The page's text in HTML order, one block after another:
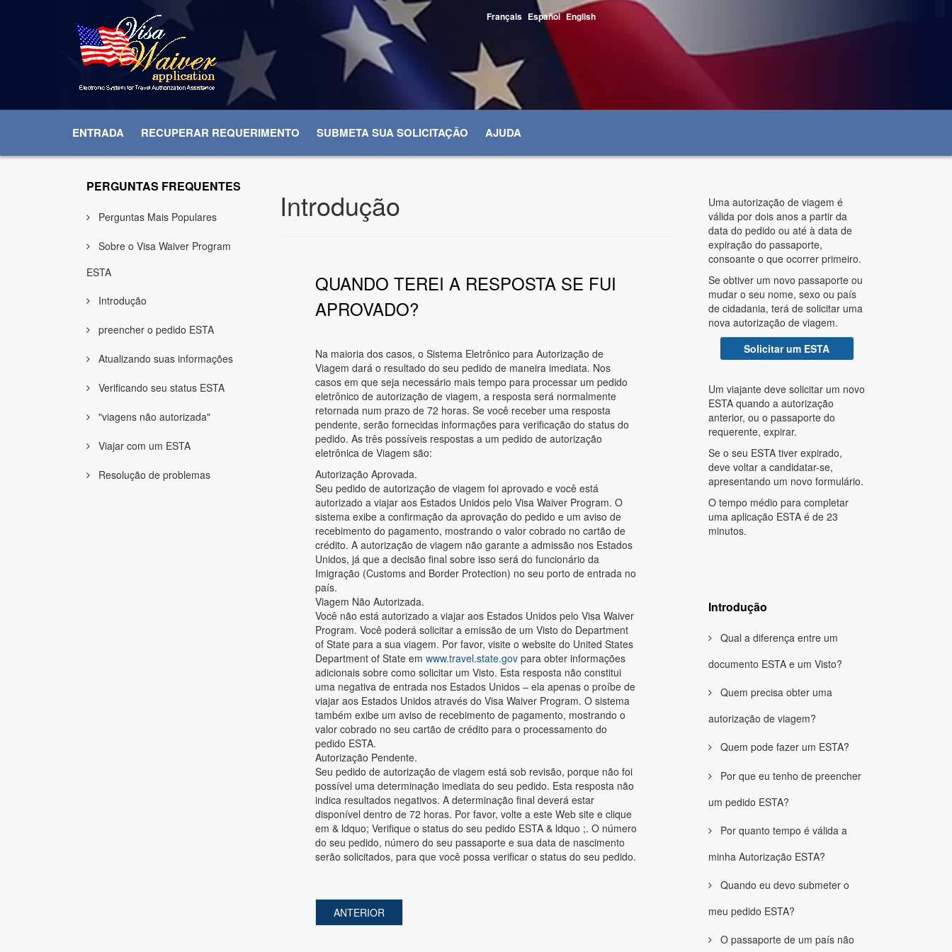
Français Español English
ENTRADA RECUPERAR REQUERIMENTO SUBMETA SUA SOLICITAÇÃO AJUDA
PERGUNTAS FREQUENTES
Perguntas Mais Populares
Sobre o Visa Waiver Program
ESTA
Introdução
preencher o pedido ESTA
Atualizando suas informações
Verificando seu status ESTA
"viagens não autorizada"
Viajar com um ESTA
Resolução de problemas
Introdução
QUANDO TEREI A RESPOSTA SE FUI
APROVADO?
Na maioria dos casos, o Sistema Eletrônico para Autorização de
Viagem dará o resultado do seu pedido de maneira imediata. Nos
casos em que seja necessário mais tempo para processar um pedido
eletrônico de autorização de viagem, a resposta será normalmente
retornada num prazo de 72 horas. Se você receber uma resposta
pendente, serão fornecidas informações para verificação do status do
pedido. As três possíveis respostas a um pedido de autorização
eletrônica de Viagem são:
Autorização Aprovada.
Seu pedido de autorização de viagem foi aprovado e você está
autorizado a viajar aos Estados Unidos pelo Visa Waiver Program. O
sistema exibe a confirmação da aprovação do pedido e um aviso de
recebimento do pagamento, mostrando o valor cobrado no cartão de
crédito. A autorização de viagem não garante a admissão nos Estados
Unidos, já que a decisão final sobre isso será do funcionário da
Imigração (Customs and Border Protection) no seu porto de entrada no
país.
Viagem Não Autorizada.
Você não está autorizado a viajar aos Estados Unidos pelo Visa Waiver
Program. Você poderá solicitar a emissão de um Visto do Department
of State para a sua viagem. Por favor, visite o website do United States
Department of State em www.travel.state.gov para obter informações
adicionais sobre como solicitar um Visto. Esta resposta não constitui
uma negativa de entrada nos Estados Unidos – ela apenas o proíbe de
viajar aos Estados Unidos através do Visa Waiver Program. O sistema
também exibe um aviso de recebimento de pagamento, mostrando o
valor cobrado no seu cartão de crédito para o processamento do
pedido ESTA.
Autorização Pendente.
Seu pedido de autorização de viagem está sob revisão, porque não foi
possível uma determinação imediata do seu pedido. Esta resposta não
indica resultados negativos. A determinação final deverá estar
disponível dentro de 72 horas. Por favor, volte a este Web site e clique
em & ldquo; Verifique o status do seu pedido ESTA & ldquo ;. O número
do seu pedido, número do seu passaporte e sua data de nascimento
serão solicitados, para que você possa verificar o status do seu pedido.
ANTERIOR
Uma autorização de viagem é
válida por dois anos a partir da
data do pedido ou até à data de
expiração do passaporte,
consoante o que ocorrer primeiro.
Se obtiver um novo passaporte ou
mudar o seu nome, sexo ou país
de cidadania, terá de solicitar uma
nova autorização de viagem.
Solicitar um ESTA
Um viajante deve solicitar um novo
ESTA quando a autorização
anterior, ou o passaporte do
requerente, expirar.
Se o seu ESTA tiver expirado,
deve voltar a candidatar-se,
apresentando um novo formulário.
O tempo médio para completar
uma aplicação ESTA é de 23
minutos.
Introdução
Qual a diferença entre um
documento ESTA e um Visto?
Quem precisa obter uma
autorização de viagem?
Quem pode fazer um ESTA?
Por que eu tenho de preencher
um pedido ESTA?
Por quanto tempo é válida a
minha Autorização ESTA?
Quando eu devo submeter o
meu pedido ESTA?
O passaporte de um país não